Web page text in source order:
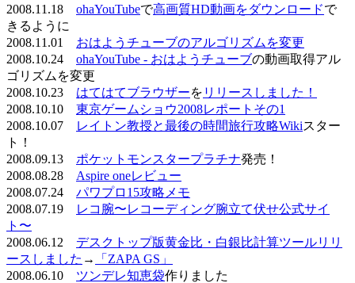
2008.11.18 ohaYouTubeで高画質HD動画をダウンロードで
きるように
2008.11.01 おはようチューブのアルゴリズムを変更
2008.10.24 ohaYouTube - おはようチューブの動画取得アル
ゴリズムを変更
2008.10.23 はてはてブラウザーを リリースしました！
2008.10.10 東京ゲームショウ2008レポートその1
2008.10.07
レイトン教授と最後の時間旅行攻略Wikiスター
ト！
2008.09.13 ポケットモンスタープラチナ発売！
2008.08.28 Aspire oneレビュー
2008.07.24 パワプロ15攻略メモ
2008.07.19
レコ腕〜レコーディング腕立て伏せ公式サイ
ト〜
2008.06.12 デスクトップ版黄金比・白銀比計算ツールリリ
ースしました →
「ZAPA GS」
2008.06.10 ツンデレ知恵袋作りました